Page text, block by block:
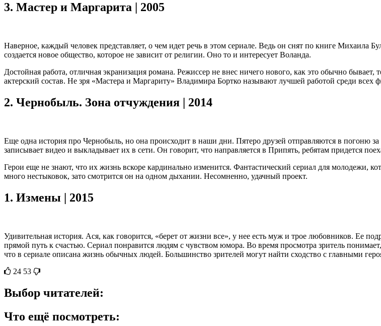
3. Мастер и Маргарита | 2005
Наверное, каждый человек представляет, о чем идет речь в этом сериале. Ведь он снят по книге Михаила
создается новое общество, которое не зависит от религии. Оно то и интересует Воланда.
Достойная работа, отличная экранизация романа. Режиссер не внес ничего нового, как это обычно
актерский состав. Не зря «Мастера и Маргариту» Владимира Бортко называют лучшей работой среди всех
2. Чернобыль. Зона отчуждения | 2014
Еще одна история про Чернобыль, но она происходит в наши дни. Пятеро друзей отправляются в погоню
записывает видео и выкладывает их в сети. Он говорит, что направляется в Припять, ребятам придется
Герои еще не знают, что их жизнь вскоре кардинально изменится. Фантастический сериал для молодежи,
много нестыковок, зато смотрится он на одном дыхании. Несомненно, удачный проект.
1. Измены | 2015
Удивительная история. Ася, как говорится, «берет от жизни все», у нее есть муж и трое любовников. Ее
прямой путь к счастью. Сериал понравится людям с чувством юмора. Во время просмотра зритель
что в сериале описана жизнь обычных людей. Большинство зрителей могут найти сходство с главными
24 53
Выбор читателей:
Что ещё посмотреть: